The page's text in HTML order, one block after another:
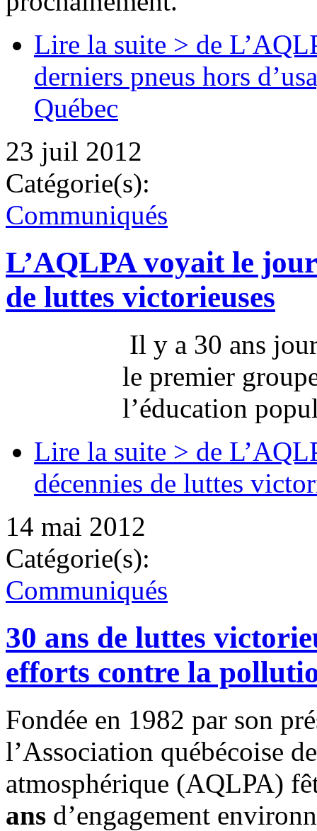
Lire la suite > de
derniers pneus hors
Québec
23 juil 2012
Catégorie(s):
Communiqués
L’AQLPA voyait le
de luttes victorieuses
Il y a 30 ans
le premier
l’éducation
Lire la suite > de
décennies de luttes
14 mai 2012
Catégorie(s):
Communiqués
30 ans de luttes
efforts contre la
Fondée en 1982 par son
l’Association québécoise
atmosphérique (AQLPA)
ans d’engagement